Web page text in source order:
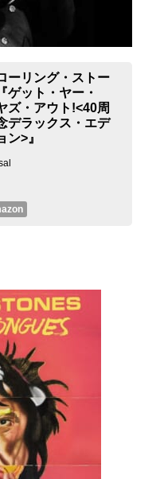
ーリング・ストー
ゲット・ヤー・
ズ・アウト!<40周
デラックス・エデ
ン>』